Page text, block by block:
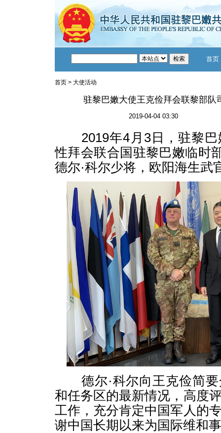
首页
首页 > 大使活动
驻黎巴嫩大使王克俭拜会联黎部队
2019-04-04 03:30
2019年4月3日，驻黎巴
性拜会联合国驻黎巴嫩临时
德尔·科尔少将，欧阳海生武
德尔·科尔向王克俭简要
和任务区的最新情况，高度
工作，充分肯定中国军人的
谢中国长期以来为国际维和